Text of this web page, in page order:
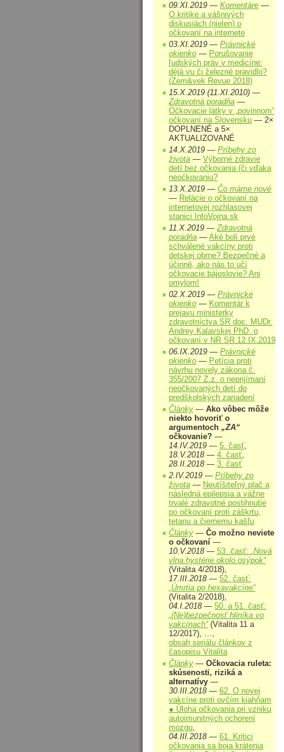
09.XI.2019 — Komentáre —
O kritike a vášnivých
diskusiách (nielen) o
očkovaní na internete
03.XI.2019 — Právnické
okienko — Porušovanie
ľudských práv v medicíne:
déjà vu či železné pravidlo?
(Zem&vek Revue 2018)
15.X.2019 (11.XI.2010) —
Zdravotná poradňa —
Očkovacie látky v „povinnom“
očkovaní na Slovensku — 2×
DOPLNENÉ a 5×
AKTUALIZOVANÉ
14.X.2019 — Príbehy zo
života — Výborné zdravie
detí bez očkovania (či vďaka
neočkovaniu?
13.X.2019 — Čo máme nové
— Relácie o očkovaní na
internetovej rozhlasovej
stanici InfoVojna.sk
11.X.2019 —Zdravotná
poradňa — Aké boli prvé
schválené vakcíny proti
detskej obrne? Bezpečné a
účinné, ako nás to učí
očkovacie bájoslovie? Ani
omylom!
02.X.2019 — Právnické
okienko — Komentár k
prejavu ministerky
zdravotníctva SR doc. MUDr.
Andrey Kalavskej PhD. o
očkovaní v NR SR 12.IX.2019
06.IX.2019 — Právnické
okienko — Petícia proti
návrhu novely zákona č.
355/2007 Z.z. o neprijímaní
neočkovaných detí do
predškolských zariadení
Články — Ako vôbec môže
niekto hovoriť o
argumentoch „ZA“
očkovanie? —
14.IV.2019 — 5. časť,
18.V.2018 — 4. časť,
28.II.2018 — 3. časť
2.IV.2019 — Príbehy zo
života — Neutíšiteľný plač a
následná epilepsia a vážne
trvalé zdravotné postihnutie
po očkovaní proti záškrtu,
tetanu a čiernemu kašľu
Články — Čo možno neviete
o očkovaní —
10.V.2018 — 53. časť: „Nová
vlna hystérie okolo osýpok“
(Vitalita 4/2018),
17.III.2018 — 52. časť:
„Úmrtia po hexavakcíne“
(Vitalita 2/2018),
04.I.2018 — 50. a 51. časť:
„(Ne)bezpečnosť hliníka vo
vakcínach“(Vitalita 11 a
12/2017), …,
obsah seriálu článkov z
časopisu Vitalita
Články — Očkovacia ruleta:
skúsenosti, riziká a
alternatívy —
30.III.2018 — 62. O novej
vakcíne proti ovčím kiahňam
● Úloha očkovania pri vzniku
autoimunitných ochorení
mozgu,
04.III.2018 — 61. Kritici
očkovania sa boja krátenia